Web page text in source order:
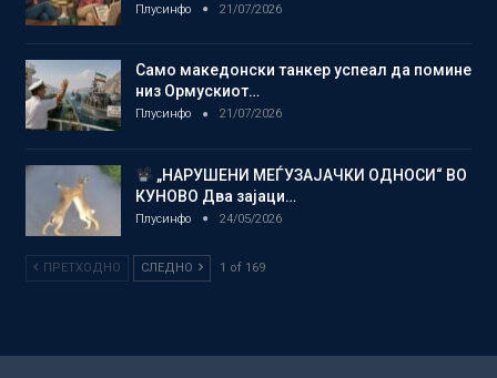
Плусинфо 21/07/2026
Само македонски танкер успеал да помине
низ Ормускиот…
Плусинфо 21/07/2026
„НАРУШЕНИ МЕЃУЗАЈАЧКИ ОДНОСИ“ ВО
КУНОВО Два зајаци…
Плусинфо 24/05/2026
ПРЕТХОДНО СЛЕДНО 1 of 169